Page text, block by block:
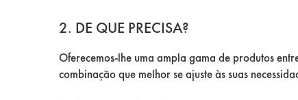
2. DE QUE PRECISA?
Oferecemos-lhe uma ampla gama de produtos
combinação que melhor se ajuste às suas